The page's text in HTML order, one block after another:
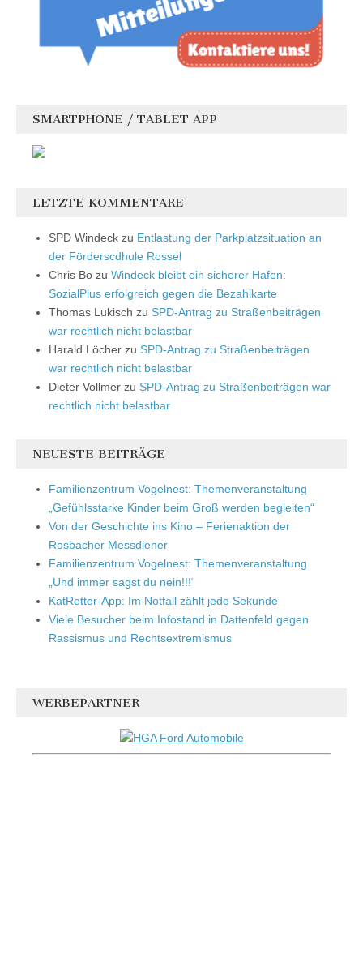
SMARTPHONE / TABLET APP
LETZTE KOMMENTARE
SPD Windeck zu Entlastung der Parkplatzsituation an
der Förderscdhule Rossel
Chris Bo zu Windeck bleibt ein sicherer Hafen:
SozialPlus erfolgreich gegen die Bezahlkarte
Thomas Lukisch zu SPD-Antrag zu Straßenbeiträgen
war rechtlich nicht belastbar
Harald Löcher zu SPD-Antrag zu Straßenbeiträgen
war rechtlich nicht belastbar
Dieter Vollmer zu SPD-Antrag zu Straßenbeiträgen war
rechtlich nicht belastbar
NEUESTE BEITRÄGE
Familienzentrum Vogelnest: Themenveranstaltung
„Gefühlsstarke Kinder beim Groß werden begleiten“
Von der Geschichte ins Kino – Ferienaktion der
Rosbacher Messdiener
Familienzentrum Vogelnest: Themenveranstaltung
„Und immer sagst du nein!!!“
KatRetter-App: Im Notfall zählt jede Sekunde
Viele Besucher beim Infostand in Dattenfeld gegen
Rassismus und Rechtsextremismus
WERBEPARTNER